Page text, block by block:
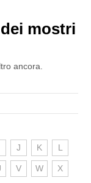
mostri
ancora.
J K L
V W X